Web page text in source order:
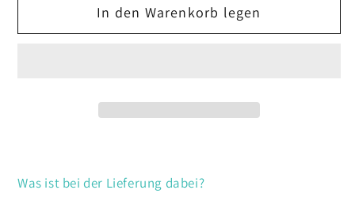
Fuchs
für
Fuchs
In den Warenkorb legen
Was ist bei der Lieferung dabei?